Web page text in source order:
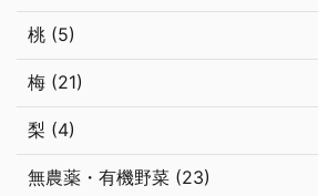
桃 (5)
梅 (21)
梨 (4)
無農薬・有機野菜 (23)